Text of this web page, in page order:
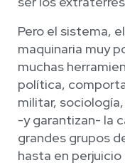
Pero el sistema,
maquinaria muy
muchas
política,
militar,
-y garantizan- la
grandes grupos
hasta en perjuicio